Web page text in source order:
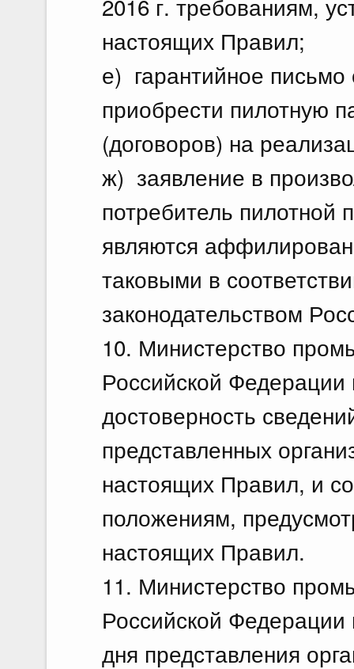
2016 г. требованиям,
настоящих Правил;
е) гарантийное
приобрести пилотную
(договоров) на
ж) заявление в
потребитель пилотной
являются
таковыми в
законодательством
10. Министерство
Российской Федерации
достоверность
представленных
настоящих Правил, и
положениям,
настоящих Правил.
11. Министерство
Российской
дня представления